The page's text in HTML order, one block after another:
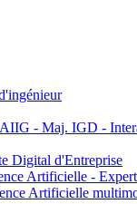
- Maj. IGD -
Digital d'Entreprise
Artificielle -
Artificielle